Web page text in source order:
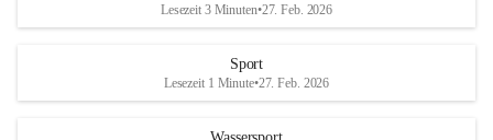
Maßnahmen zur Bekämpfung
Rebe und der Amerikanischen
Anhang VBl. EU Nr. 18
Lesezeit 3 Minuten•27. Feb. 2026
Sport
Lesezeit 1 Minute•27. Feb. 2026